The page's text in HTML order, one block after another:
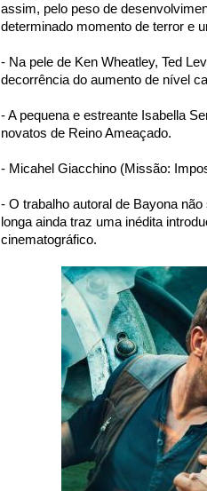
assim, pelo peso de
determinado momento de terror e
- Na pele de Ken Wheatley, Ted
decorrência do aumento de nível
- A pequena e estreante Isabella
novatos de Reino Ameaçado.
- Micahel Giacchino (Missão:
- O trabalho autoral de Bayona
longa ainda traz uma inédita
cinematográfico.